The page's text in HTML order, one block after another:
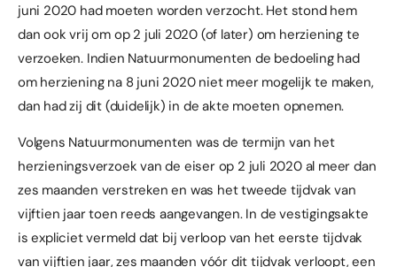
juni 2020 had moeten worden verzocht. Het stond hem
dan ook vrij om op 2 juli 2020 (of later) om herziening te
verzoeken. Indien Natuurmonumenten de bedoeling had
om herziening na 8 juni 2020 niet meer mogelijk te maken,
dan had zij dit (duidelijk) in de akte moeten opnemen.
Volgens Natuurmonumenten was de termijn van het
herzieningsverzoek van de eiser op 2 juli 2020 al meer dan
zes maanden verstreken en was het tweede tijdvak van
vijftien jaar toen reeds aangevangen. In de vestigingsakte
is expliciet vermeld dat bij verloop van het eerste tijdvak
van vijftien jaar, zes maanden vóór dit tijdvak verloopt, een